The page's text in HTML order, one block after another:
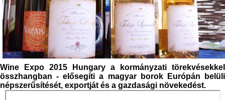
Wine Expo 2015 Hungary a kormányzati törekvésekkel
összhangban - elősegíti a magyar borok Európán belüli
népszerűsítését, exportját és a gazdasági növekedést.